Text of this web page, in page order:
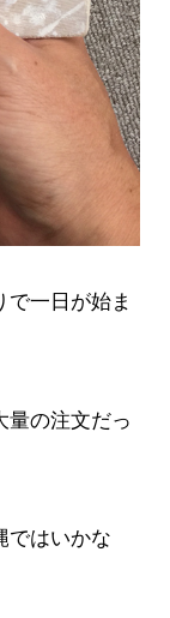
一日が始ま
量の注文だっ
ではいかな